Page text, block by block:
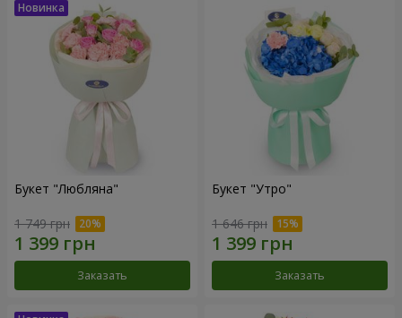
Букет "Любляна"
1 749 грн
Заказать
Букет "Утро"
1 646 грн
Заказать